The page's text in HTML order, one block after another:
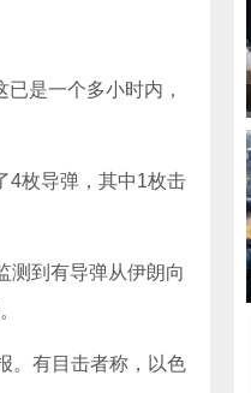
是一个多小时内，
4枚导弹，其中1枚击
测到有导弹从伊朗向
。有目击者称，以色